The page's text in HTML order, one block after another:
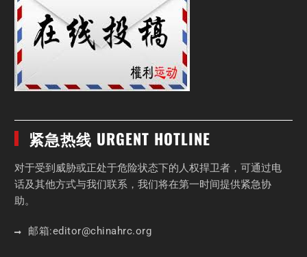
紧急热线 URGENT HOTLINE
对于受到威胁或正处于危险状态下的人权捍卫者，可通过电
话及其他方式与我们联系，我们将在第一时间提供紧急协
助。
邮箱:editor@chinahrc.org